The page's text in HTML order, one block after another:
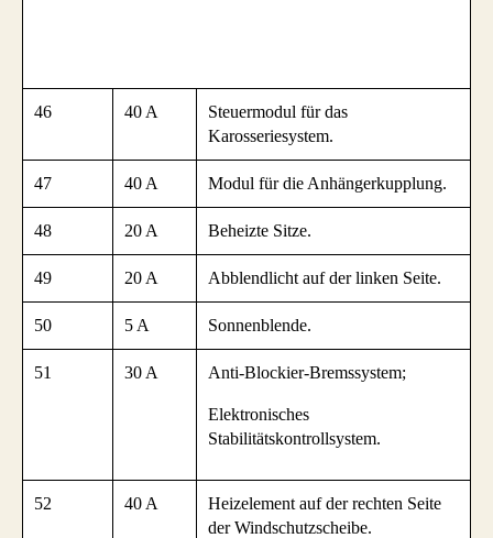
46 40 A
Steuermodul für das
Karosseriesystem.
47 40 A Modul für die Anhängerkupplung.
48 20 A Beheizte Sitze.
49 20 A Abblendlicht auf der linken Seite.
50 5 A Sonnenblende.
51 30 A Anti-Blockier-Bremssystem;
Elektronisches
Stabilitätskontrollsystem.
52 40 A
Heizelement auf der rechten Seite
der Windschutzscheibe.